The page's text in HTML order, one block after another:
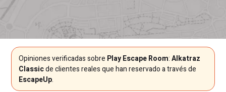
Opiniones verificadas sobre Play Escape Room:Alkatraz
Classicde clientes reales que han reservado a través de
EscapeUp.